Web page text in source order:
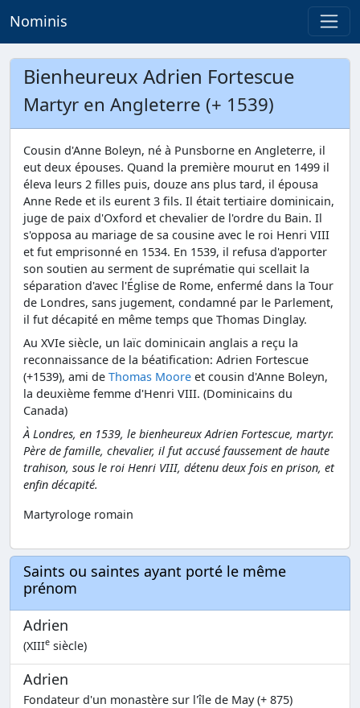
Nominis
Bienheureux Adrien Fortescue
Martyr en Angleterre (+ 1539)
Cousin d'Anne Boleyn, né à Punsborne en Angleterre, il
eut deux épouses. Quand la première mourut en 1499 il
éleva leurs 2 filles puis, douze ans plus tard, il épousa
Anne Rede et ils eurent 3 fils. Il était tertiaire dominicain,
juge de paix d'Oxford et chevalier de l'ordre du Bain. Il
s'opposa au mariage de sa cousine avec le roi Henri VIII
et fut emprisonné en 1534. En 1539, il refusa d'apporter
son soutien au serment de suprématie qui scellait la
séparation d'avec l'Église de Rome, enfermé dans la Tour
de Londres, sans jugement, condamné par le Parlement,
il fut décapité en même temps que Thomas Dinglay.
Au XVIe siècle, un laïc dominicain anglais a reçu la
reconnaissance de la béatification: Adrien Fortescue
(+1539), ami de Thomas Moore et cousin d'Anne Boleyn,
la deuxième femme d'Henri VIII. (Dominicains du
Canada)
À Londres, en 1539, le bienheureux Adrien Fortescue, martyr.
Père de famille, chevalier, il fut accusé faussement de haute
trahison, sous le roi Henri VIII, détenu deux fois en prison, et
enfin décapité.
Martyrologe romain
Saints ou saintes ayant porté le même
prénom
Adrien
(XIIIe siècle)
Adrien
Fondateur d'un monastère sur l'île de May (+ 875)